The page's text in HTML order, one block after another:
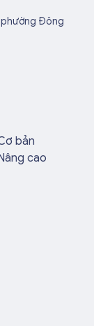
phường Đông
bản
cao